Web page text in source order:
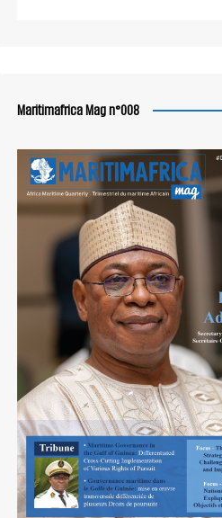
Maritimafrica Mag n°008